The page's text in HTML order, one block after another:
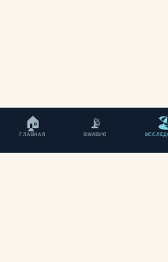
🏠
ГЛАВНАЯ
📡
ВЖИВУЮ